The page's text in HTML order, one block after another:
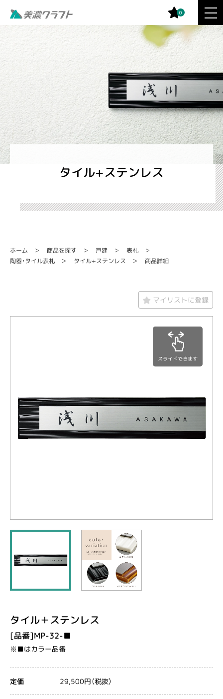
0
タイル+ステンレス
ホーム 商品を探す 戸建 表札
陶器・タイル表札 タイル+ステンレス 商品詳細
マイリストに登録
スライドできます
タイル＋ステンレス
[品番]MP-32-■
※■はカラー品番
定価 29,500円（税抜）